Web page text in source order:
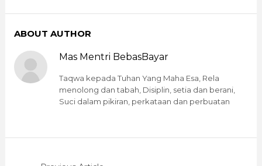
ABOUT AUTHOR
Mas Mentri BebasBayar
Taqwa kepada Tuhan Yang Maha Esa, Rela
menolong dan tabah, Disiplin, setia dan berani,
Suci dalam pikiran, perkataan dan perbuatan